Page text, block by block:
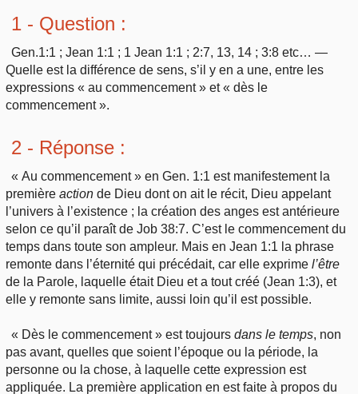
Paramètres
Versets Classés
Lecture Journalière
L'Évangile, le Salut
Mort, résurrection
L'Église, l'Assemblée
Prophétie
Sanctification
Vie pratique
Mariage, famille
Sujets de A à Z
Édification
Commentaires journaliers
COURS Bibliques - GUIDES de lecture
Pour débuter
Sujets de A à Z
Ouvrages de A à Z
Rechercher dans la Bible
Études et commentaires par passage
Dictionnaires bibliques
Aperçus Livres de la Bible
1 - Question :
Gen.1:1 ; Jean 1:1 ; 1 Jean 1:1 ; 2:7, 13, 14 ; 3:8 etc… —
Quelle est la différence de sens, s’il y en a une, entre les
expressions « au commencement » et « dès le
commencement ».
2 - Réponse :
« Au commencement » en Gen. 1:1 est manifestement la
première action de Dieu dont on ait le récit, Dieu appelant
l’univers à l’existence ; la création des anges est antérieure
selon ce qu’il paraît de Job 38:7. C’est le commencement du
temps dans toute son ampleur. Mais en Jean 1:1 la phrase
remonte dans l’éternité qui précédait, car elle exprime l’être
de la Parole, laquelle était Dieu et a tout créé (Jean 1:3), et
elle y remonte sans limite, aussi loin qu’il est possible.
« Dès le commencement » est toujoursdans le temps, non
pas avant, quelles que soient l’époque ou la période, la
personne ou la chose, à laquelle cette expression est
appliquée. La première application en est faite à propos du